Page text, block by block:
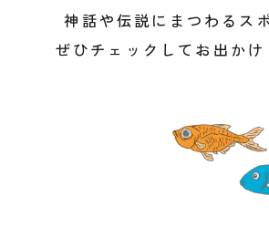
神話や伝説にまつわるス
ぜひチェックしてお出かけ